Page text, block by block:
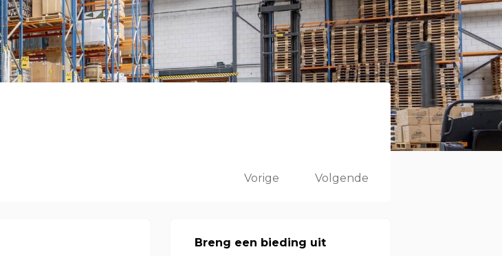
Vorige Volgende
Breng een bieding uit